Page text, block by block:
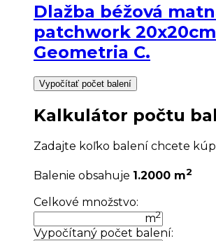
Dlažba béžová
patchwork 20x20cm
Geometria C.
Vypočítať počet balení
Kalkulátor počtu
Zadajte koľko balení chcete
Balenie obsahuje 1.2000 m2
Celkové množstvo:
m2
Vypočítaný počet balení: